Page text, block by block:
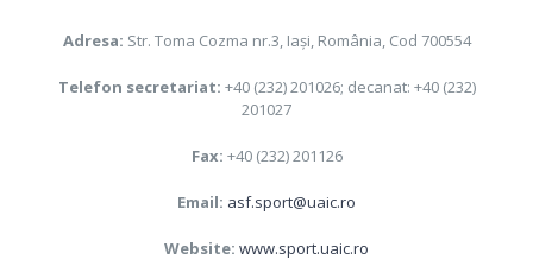
Adresa: Str. Toma Cozma nr.3, Iaşi, România, Cod 700554
Telefon secretariat: +40 (232) 201026; decanat: +40 (232)
201027
Fax: +40 (232) 201126
Email: asf.sport@uaic.ro
Website: www.sport.uaic.ro